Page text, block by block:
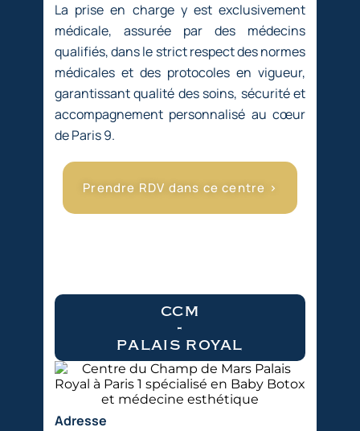
La prise en charge y est exclusivement
médicale, assurée par des médecins
qualifiés, dans le strict respect des normes
médicales et des protocoles en vigueur,
garantissant qualité des soins, sécurité et
accompagnement personnalisé au cœur
de Paris 9.
Prendre RDV dans ce centre >
ccm
-
palais royal
Adresse